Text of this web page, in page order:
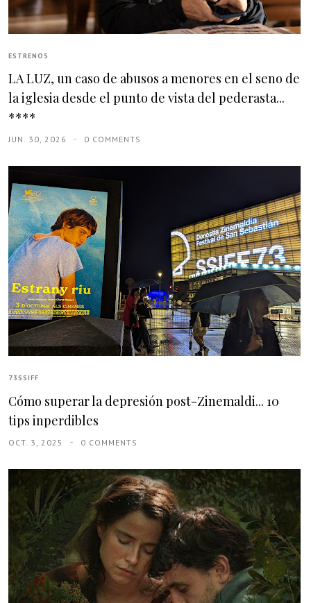
ESTRENOS
LA LUZ, un caso de abusos a menores en el seno de
la iglesia desde el punto de vista del pederasta...
****
JUN. 30, 2026 0 COMMENTS
73SSIFF
Cómo superar la depresión post-Zinemaldi... 10
tips inperdibles
OCT. 3, 2025 0 COMMENTS